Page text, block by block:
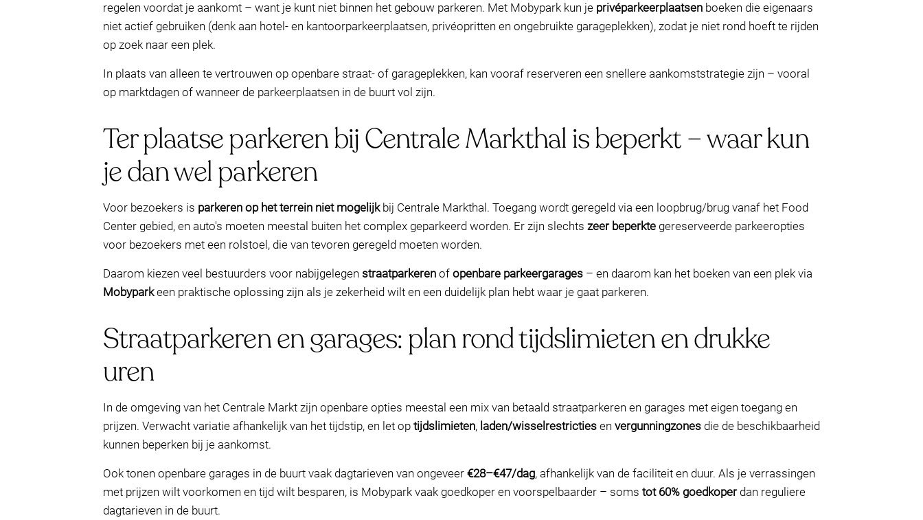
regelen voordat je aankomt – want je kunt niet binnen het gebouw parkeren. Met Mobypark kun je privéparkeerplaatsen boeken die eigenaars
niet actief gebruiken (denk aan hotel- en kantoorparkeerplaatsen, privéopritten en ongebruikte garageplekken), zodat je niet rond hoeft te rijden
op zoek naar een plek.
In plaats van alleen te vertrouwen op openbare straat- of garageplekken, kan vooraf reserveren een snellere aankomststrategie zijn – vooral
op marktdagen of wanneer de parkeerplaatsen in de buurt vol zijn.
Ter plaatse parkeren bij Centrale Markthal is beperkt – waar kun
je dan wel parkeren
Voor bezoekers is parkeren op het terrein niet mogelijkbij Centrale Markthal. Toegang wordt geregeld via een loopbrug/brug vanaf het Food
Center gebied, en auto's moeten meestal buiten het complex geparkeerd worden. Er zijn slechts zeer beperkte gereserveerde parkeeropties
voor bezoekers met een rolstoel, die van tevoren geregeld moeten worden.
Daarom kiezen veel bestuurders voor nabijgelegen straatparkeren of openbare parkeergarages – en daarom kan het boeken van een plek via
Mobyparkeen praktische oplossing zijn als je zekerheid wilt en een duidelijk plan hebt waar je gaat parkeren.
Straatparkeren en garages: plan rond tijdslimieten en drukke
uren
In de omgeving van het Centrale Markt zijn openbare opties meestal een mix van betaald straatparkeren en garages met eigen toegang en
prijzen. Verwacht variatie afhankelijk van het tijdstip, en let op tijdslimieten, laden/wisselrestricties en vergunningzones die de beschikbaarheid
kunnen beperken bij je aankomst.
Ook tonen openbare garages in de buurt vaak dagtarieven van ongeveer €28–€47/dag, afhankelijk van de faciliteit en duur. Als je verrassingen
met prijzen wilt voorkomen en tijd wilt besparen, is Mobypark vaak goedkoper en voorspelbaarder – soms tot 60% goedkoperdan reguliere
dagtarieven in de buurt.